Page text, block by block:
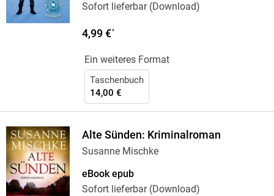
Sofort lieferbar (Download)
4,99 €*
Ein weiteres Format
Taschenbuch
14,00 €
Alte Sünden: Kriminalroman
Susanne Mischke
eBook epub
Sofort lieferbar (Download)